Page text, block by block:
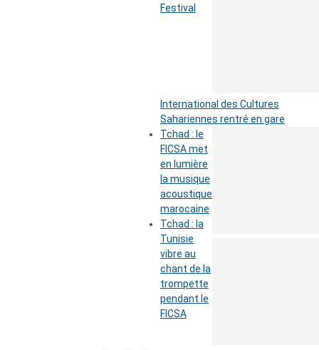
Festival
International des Cultures
Sahariennes rentré en gare
Tchad : le
FICSA met
en lumière
la musique
acoustique
marocaine
Tchad : la
Tunisie
vibre au
chant de la
trompette
pendant le
FICSA